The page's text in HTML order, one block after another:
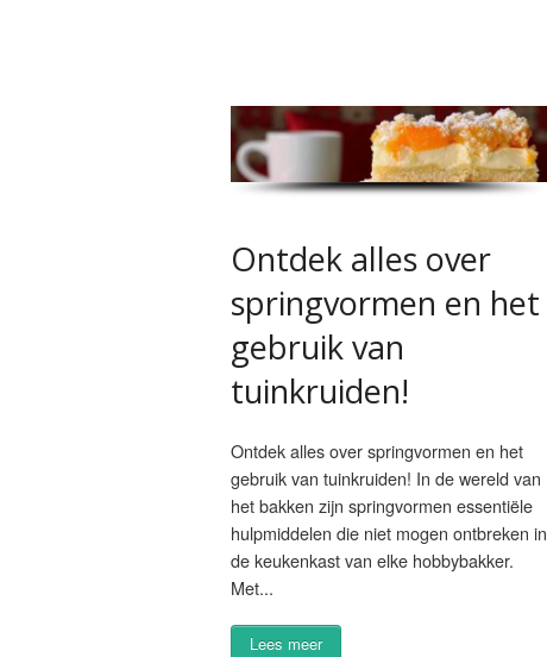
Ontdek alles over
springvormen en het
gebruik van
tuinkruiden!
Ontdek alles over springvormen en het
gebruik van tuinkruiden! In de wereld van
het bakken zijn springvormen essentiële
hulpmiddelen die niet mogen ontbreken in
de keukenkast van elke hobbybakker.
Met...
Lees meer